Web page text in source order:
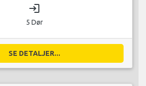
login
5 Dør
SE DETALJER...